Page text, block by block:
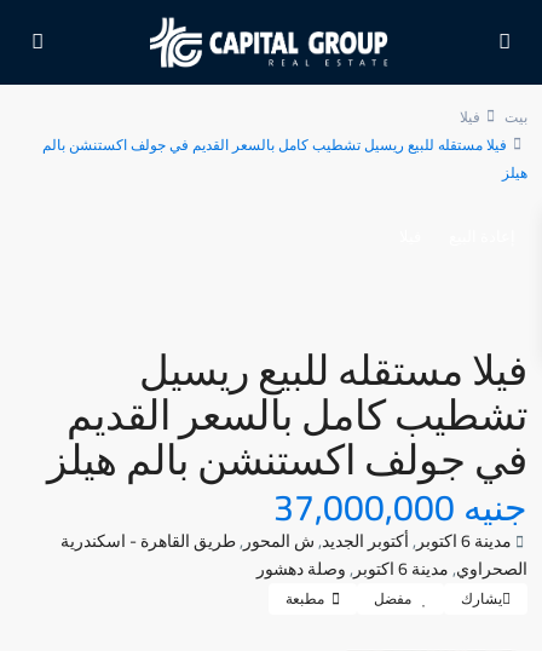
بيت
فيلا
فيلا مستقله للبيع ريسيل تشطيب كامل بالسعر القديم في جولف اكستنشن بالم
هيلز
فيلا مستقله للبيع ريسيل
تشطيب كامل بالسعر القديم
في جولف اكستنشن بالم هيلز
جنيه 37,000,000
مدينة 6 اكتوبر ,أكتوبر الجديد,ش المحور,طريق القاهرة - اسكندرية
الصحراوي,مدينة 6 اكتوبر ,وصلة دهشور
يشارك مفضل مطبعة